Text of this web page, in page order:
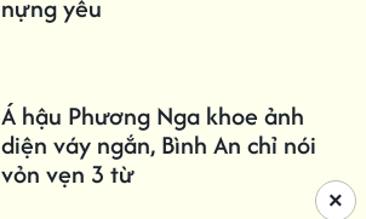
nựng yêu
Á hậu Phương Nga khoe ảnh
diện váy ngắn, Bình An chỉ nói
vỏn vẹn 3 từ
×